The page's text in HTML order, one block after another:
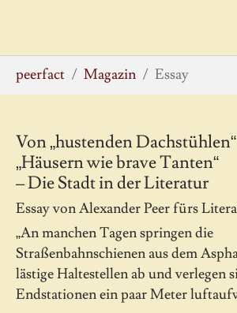
Zum Hauptinhalt springen
Sie sind hier:
peerfact Magazin Essay
Von „hustenden
„Häusern wie brave Tanten“
– Die Stadt in der Literatur
Essay von Alexander Peer fürs
„An manchen Tagen springen die
Straßenbahnschienen aus dem
lästige Haltestellen ab und verlegen
Endstationen ein paar Meter